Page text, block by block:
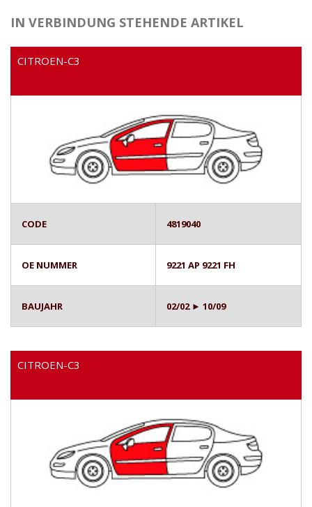
IN VERBINDUNG STEHENDE ARTIKEL
CITROEN-C3
CODE 4819040
OE NUMMER 9221 AP 9221 FH
BAUJAHR 02/02 ► 10/09
CITROEN-C3